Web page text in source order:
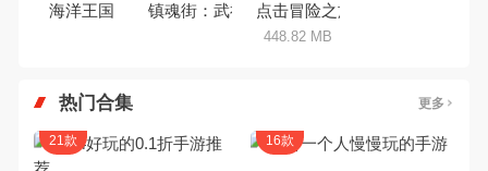
海洋王国 镇魂街：武神觉醒点击冒险之旅
448.82 MB
热门合集 更多
21款 16款